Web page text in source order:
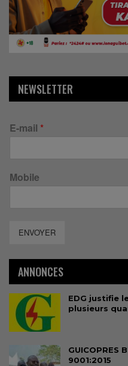
NEWSLETTER
E-mail *
Mobile
ENVOYER
ANNONCES
EDG justifie
plusieurs
9001:2015